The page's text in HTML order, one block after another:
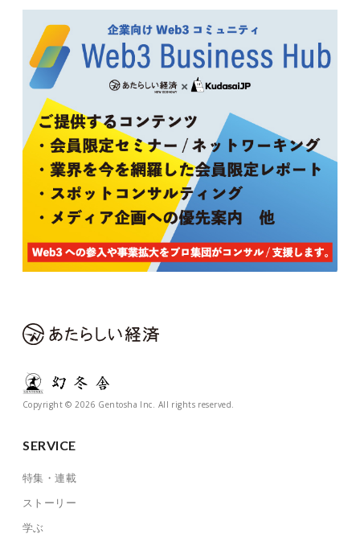
Copyright © 2026 Gentosha Inc. All rights reserved.
SERVICE
特集・連載
ストーリー
学ぶ